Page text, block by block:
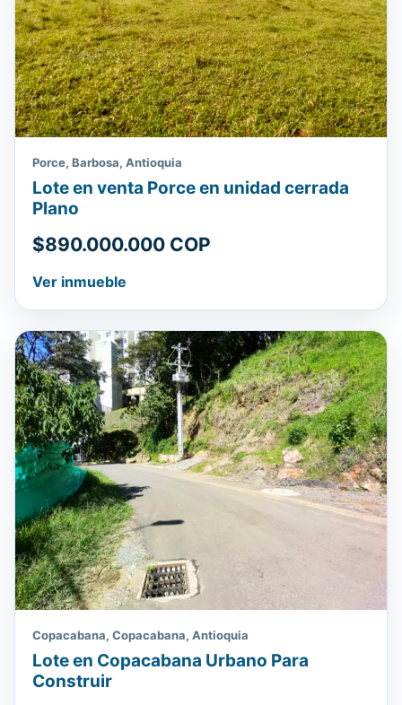
Porce, Barbosa, Antioquia
Lote en venta Porce en unidad cerrada
Plano
$890.000.000 COP
Ver inmueble
Copacabana, Copacabana, Antioquia
Lote en Copacabana Urbano Para
Construir